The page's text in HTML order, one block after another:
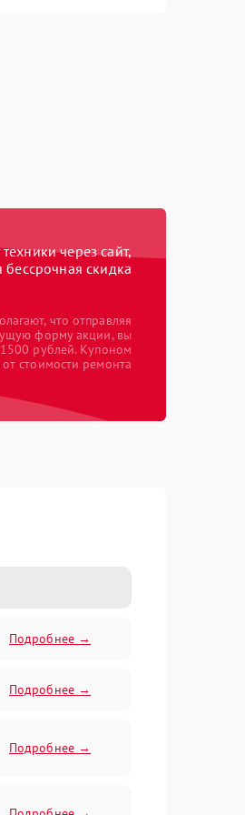
через сайт,
бессрочная скидка
что отправляя
форму акции, вы
рублей. Купоном
стоимости ремонта
Подробнее →
Подробнее →
Подробнее →